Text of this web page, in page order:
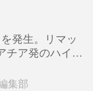
発生。リマッ
チア発のハイパ
集部